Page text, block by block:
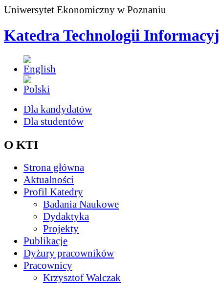
Uniwersytet Ekonomiczny w Poznaniu
Katedra Technologii
Dla kandydatów
Dla studentów
O KTI
Strona główna
Aktualności
Profil Katedry
Badania Naukowe
Dydaktyka
Projekty
Publikacje
Dyżury pracowników
Pracownicy
Krzysztof Walczak